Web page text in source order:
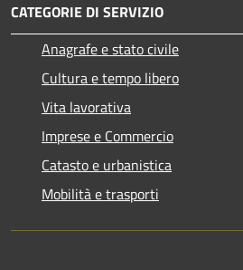
CATEGORIE DI SERVIZIO
Anagrafe e stato civile
Cultura e tempo libero
Vita lavorativa
Imprese e Commercio
Catasto e urbanistica
Mobilità e trasporti